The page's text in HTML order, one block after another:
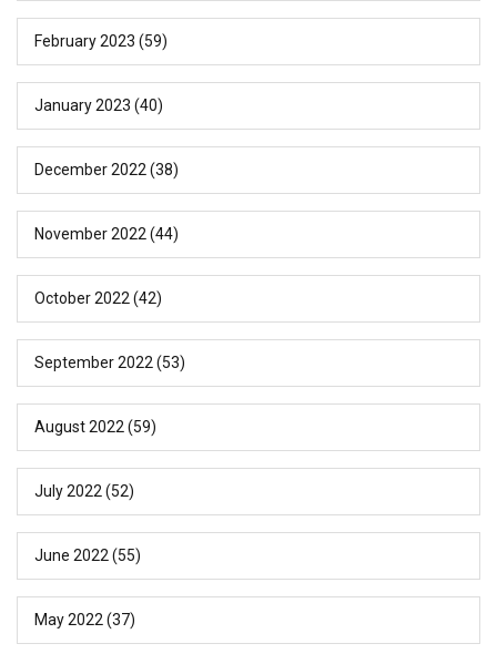
February 2023 (59)
January 2023 (40)
December 2022 (38)
November 2022 (44)
October 2022 (42)
September 2022 (53)
August 2022 (59)
July 2022 (52)
June 2022 (55)
May 2022 (37)